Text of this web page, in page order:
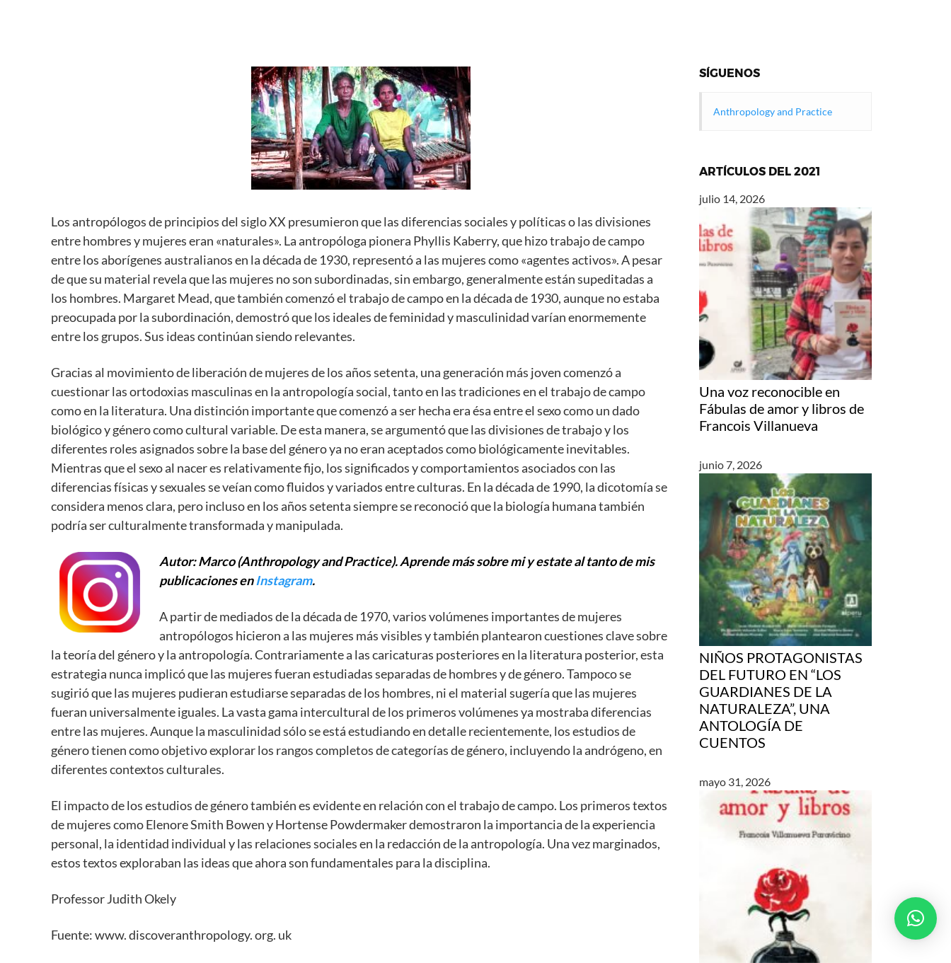
Los antropólogos de principios del siglo XX presumieron que las diferencias sociales y políticas o las divisiones
entre hombres y mujeres eran «naturales». La antropóloga pionera Phyllis Kaberry, que hizo trabajo de campo
entre los aborígenes australianos en la década de 1930, representó a las mujeres como «agentes activos». A pesar
de que su material revela que las mujeres no son subordinadas, sin embargo, generalmente están supeditadas a
los hombres. Margaret Mead, que también comenzó el trabajo de campo en la década de 1930, aunque no estaba
preocupada por la subordinación, demostró que los ideales de feminidad y masculinidad varían enormemente
entre los grupos. Sus ideas continúan siendo relevantes.
Gracias al movimiento de liberación de mujeres de los años setenta, una generación más joven comenzó a
cuestionar las ortodoxias masculinas en la antropología social, tanto en las tradiciones en el trabajo de campo
como en la literatura. Una distinción importante que comenzó a ser hecha era ésa entre el sexo como un dado
biológico y género como cultural variable. De esta manera, se argumentó que las divisiones de trabajo y los
diferentes roles asignados sobre la base del género ya no eran aceptados como biológicamente inevitables.
Mientras que el sexo al nacer es relativamente fijo, los significados y comportamientos asociados con las
diferencias físicas y sexuales se veían como fluidos y variados entre culturas. En la década de 1990, la dicotomía se
considera menos clara, pero incluso en los años setenta siempre se reconoció que la biología humana también
podría ser culturalmente transformada y manipulada.
Autor: Marco (Anthropology and Practice). Aprende más sobre mi y estate al tanto demis
publicaciones enInstagram.
A partir de mediados de la década de 1970, varios volúmenes importantes de mujeres
antropólogos hicieron a las mujeres más visibles y también plantearon cuestiones clave sobre
la teoría del género y la antropología. Contrariamente a las caricaturas posteriores en la literatura posterior, esta
estrategia nunca implicó que las mujeres fueran estudiadas separadas de hombres y de género. Tampoco se
sugirió que las mujeres pudieran estudiarse separadas de los hombres, ni el material sugería que las mujeres
fueran universalmente iguales. La vasta gama intercultural de los primeros volúmenes ya mostraba diferencias
entre las mujeres. Aunque la masculinidad sólo se está estudiando en detalle recientemente, los estudios de
género tienen como objetivo explorar los rangos completos de categorías de género, incluyendo la andrógeno, en
diferentes contextos culturales.
El impacto de los estudios de género también es evidente en relación con el trabajo de campo. Los primeros textos
de mujeres como Elenore Smith Bowen y Hortense Powdermaker demostraron la importancia de la experiencia
personal, la identidad individual y las relaciones sociales en la redacción de la antropología. Una vez marginados,
estos textos exploraban las ideas que ahora son fundamentales para la disciplina.
Professor Judith Okely
Fuente: www. discoveranthropology. org. uk
SÍGUENOS
Anthropology and Practice
ARTÍCULOS DEL 2021
julio 14, 2026
Una voz reconocible en
Fábulas de amor y libros de
Francois Villanueva
junio 7, 2026
NIÑOS PROTAGONISTAS
DEL FUTURO EN “LOS
GUARDIANES DE LA
NATURALEZA”, UNA
ANTOLOGÍA DE
CUENTOS
mayo 31, 2026